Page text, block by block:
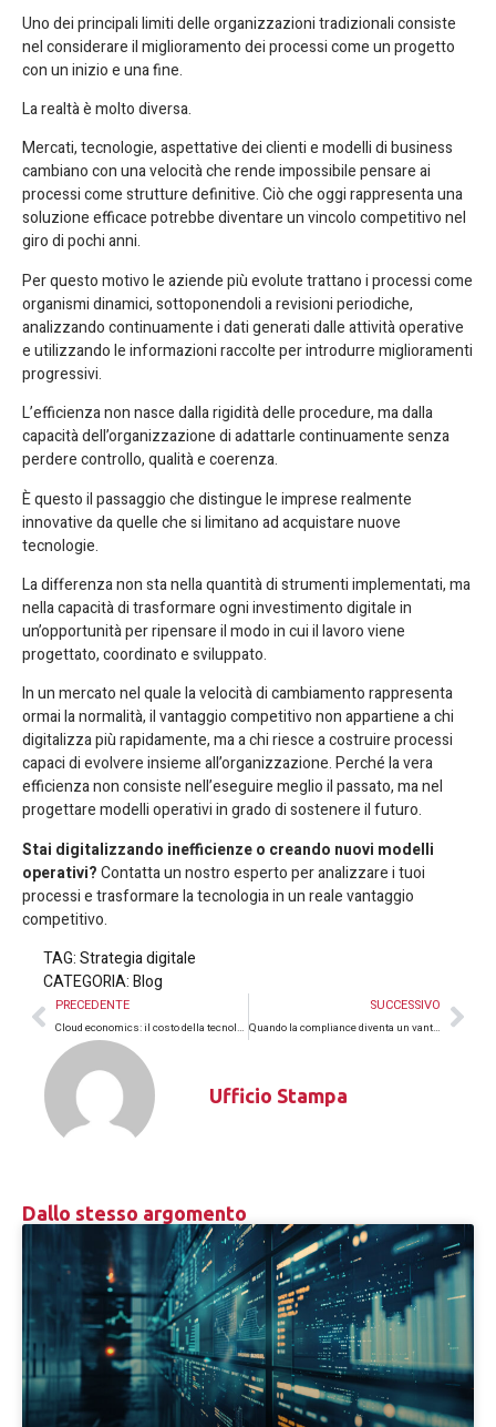
Uno dei principali limiti delle organizzazioni tradizionali consiste
nel considerare il miglioramento dei processi come un progetto
con un inizio e una fine.
La realtà è molto diversa.
Mercati, tecnologie, aspettative dei clienti e modelli di business
cambiano con una velocità che rende impossibile pensare ai
processi come strutture definitive. Ciò che oggi rappresenta una
soluzione efficace potrebbe diventare un vincolo competitivo nel
giro di pochi anni.
Per questo motivo le aziende più evolute trattano i processi come
organismi dinamici, sottoponendoli a revisioni periodiche,
analizzando continuamente i dati generati dalle attività operative
e utilizzando le informazioni raccolte per introdurre miglioramenti
progressivi.
L’efficienza non nasce dalla rigidità delle procedure, ma dalla
capacità dell’organizzazione di adattarle continuamente senza
perdere controllo, qualità e coerenza.
È questo il passaggio che distingue le imprese realmente
innovative da quelle che si limitano ad acquistare nuove
tecnologie.
La differenza non sta nella quantità di strumenti implementati, ma
nella capacità di trasformare ogni investimento digitale in
un’opportunità per ripensare il modo in cui il lavoro viene
progettato, coordinato e sviluppato.
In un mercato nel quale la velocità di cambiamento rappresenta
ormai la normalità, il vantaggio competitivo non appartiene a chi
digitalizza più rapidamente, ma a chi riesce a costruire processi
capaci di evolvere insieme all’organizzazione. Perché la vera
efficienza non consiste nell’eseguire meglio il passato, ma nel
progettare modelli operativi in grado di sostenere il futuro.
Stai digitalizzando inefficienze o creando nuovi modelli
operativi?Contatta un nostro esperto per analizzare i tuoi
processi e trasformare la tecnologia in un reale vantaggio
competitivo.
TAG:Strategia digitale
CATEGORIA:Blog
PRECEDENTE
Cloud economics: il costo della tecnologia e il valore che genera
SUCCESSIVO
Quando la compliance diventa un vantaggio operativo
Ufficio Stampa
Dallo stesso argomento